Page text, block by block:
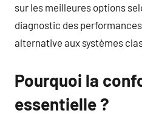
sur les meilleures options
diagnostic des
alternative aux systèmes
Pourquoi la
essentielle ?